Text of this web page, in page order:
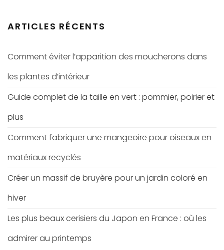
ARTICLES RÉCENTS
Comment éviter l’apparition des moucherons dans
les plantes d’intérieur
Guide complet de la taille en vert : pommier, poirier et
plus
Comment fabriquer une mangeoire pour oiseaux en
matériaux recyclés
Créer un massif de bruyère pour un jardin coloré en
hiver
Les plus beaux cerisiers du Japon en France : où les
admirer au printemps